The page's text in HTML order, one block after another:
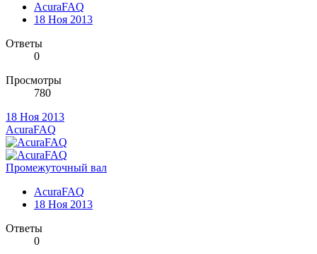
AcuraFAQ
18 Ноя 2013
Ответы
0
Просмотры
780
18 Ноя 2013
AcuraFAQ
Промежуточный вал
AcuraFAQ
18 Ноя 2013
Ответы
0